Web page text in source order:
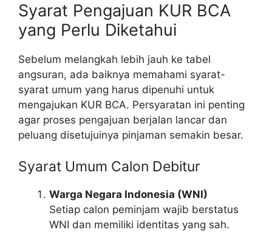
Syarat Pengajuan KUR BCA
yang Perlu Diketahui
Sebelum melangkah lebih jauh ke tabel
angsuran, ada baiknya memahami syarat-
syarat umum yang harus dipenuhi untuk
mengajukan KUR BCA. Persyaratan ini penting
agar proses pengajuan berjalan lancar dan
peluang disetujuinya pinjaman semakin besar.
Syarat Umum Calon Debitur
Warga Negara Indonesia (WNI)
Setiap calon peminjam wajib berstatus
WNI dan memiliki identitas yang sah.